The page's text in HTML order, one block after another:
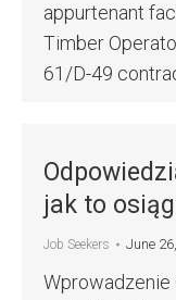
appurtenant
Timber
61/D-49
jak to
Job Seekers June